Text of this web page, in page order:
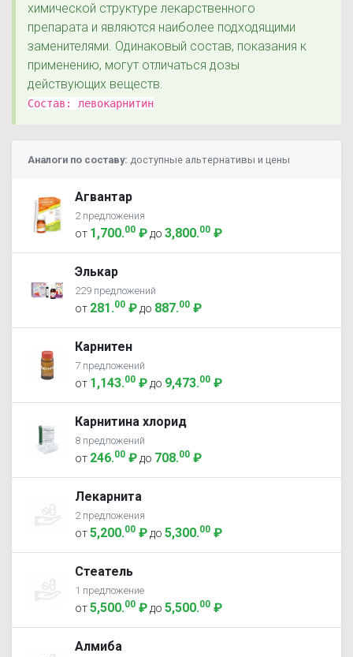
химической структуре лекарственного
препарата и являются наиболее подходящими
заменителями. Одинаковый состав, показания к
применению, могут отличаться дозы
действующих веществ.
Состав: левокарнитин
Аналоги по составу: доступные альтернативы и цены
Агвантар
2 предложения
от 1,700.00 ₽ до 3,800.00 ₽
Элькар
229 предложений
от 281.00 ₽ до 887.00 ₽
Карнитен
7 предложений
от 1,143.00 ₽ до 9,473.00 ₽
Карнитина хлорид
8 предложений
от 246.00 ₽ до 708.00 ₽
Лекарнита
2 предложения
от5,200.00 ₽ до 5,300.00 ₽
Стеатель
1 предложение
от5,500.00 ₽ до 5,500.00 ₽
Алмиба